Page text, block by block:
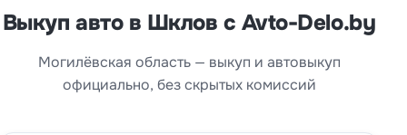
Выкуп авто в Шклов с Avto-Delo.by
Могилёвская область — выкуп и автовыкуп
официально, без скрытых комиссий